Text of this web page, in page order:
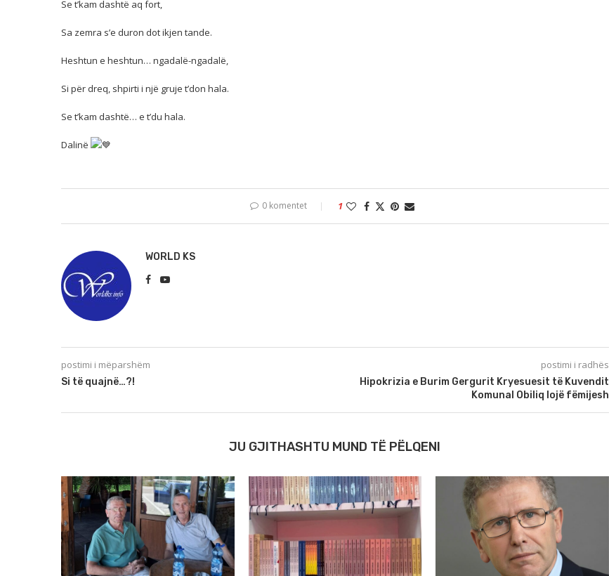
Se t’kam dashtë aq fort,
Sa zemra s’e duron dot ikjen tande.
Heshtun e heshtun… ngadalë-ngadalë,
Si për dreq, shpirti i një gruje t’don hala.
Se t’kam dashtë… e t’du hala.
Dalinë
0 komentet 1
WORLD KS
postimi i mëparshëm
Si të quajnë…?!
postimi i radhës
Hipokrizia e Burim Gergurit Kryesuesit të Kuvendit
Komunal Obiliq lojë fëmijesh
JU GJITHASHTU MUND TË PËLQENI